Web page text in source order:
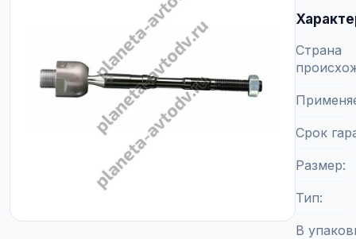
Страна
Срок
Размер
Тип
В